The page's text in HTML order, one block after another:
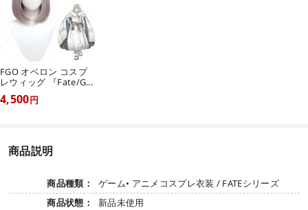
FGO オベロン コスプ
レウィッグ 『Fate/G...
4,500円
商品説明
商品種類：
ゲーム• アニメコスプレ衣装 / FATEシリーズ
商品状態：
新品未使用